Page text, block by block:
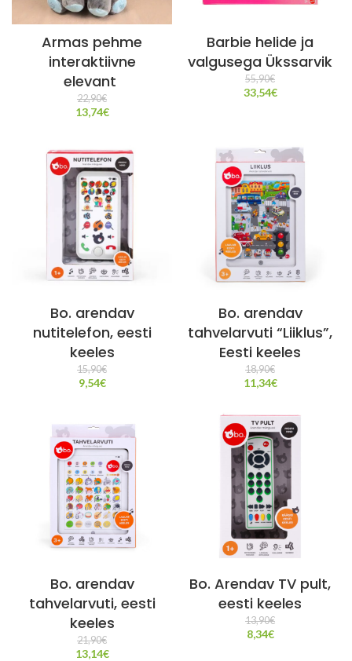
Armas pehme
interaktiivne
elevant
22,90€
13,74€
Barbie helide ja
valgusega Ükssarvik
55,90€
33,54€
Bo. arendav
nutitelefon, eesti
keeles
15,90€
9,54€
Bo. arendav
tahvelarvuti “Liiklus”,
Eesti keeles
18,90€
11,34€
Bo. arendav
tahvelarvuti, eesti
keeles
21,90€
13,14€
Bo. Arendav TV pult,
eesti keeles
13,90€
8,34€